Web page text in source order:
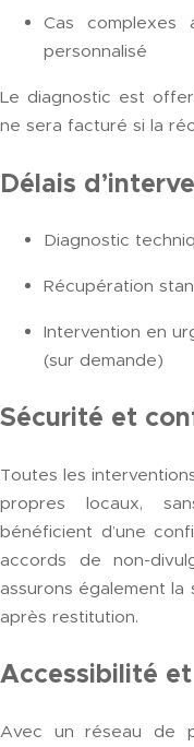
Cas complexes
personnalisé
Le diagnostic est
ne sera facturé si la
Délais
Diagnostic
Récupération
Intervention en
(sur demande)
Sécurité et
Toutes les
propres locaux,
bénéficient d’une
accords de non-
assurons également
après restitution.
Accessibilité
Avec un réseau de